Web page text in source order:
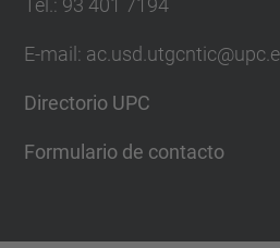
Tel.: 93 401 7194
E-mail:
Directorio UPC
Formulario de contacto